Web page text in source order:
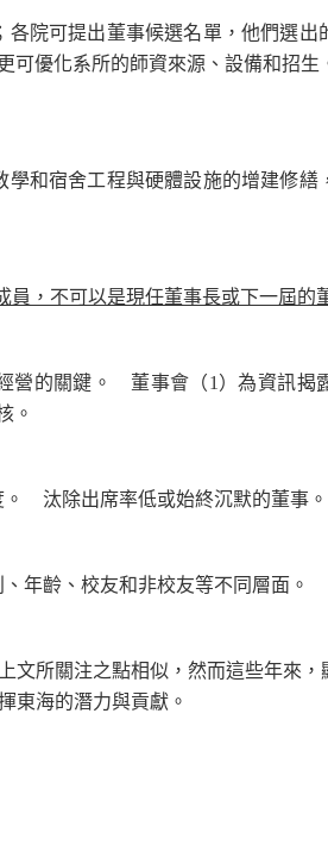
院可提出董事候選名單，他們選出
可優化系所的師資來源、設備和招
和宿舍工程與硬體設施的增建修繕
員，不可以是現任董事長或下一屆的
營的關鍵。 董事會（1）為資訊揭
。
。 汰除出席率低或始終沉默的董事
年齡、校友和非校友等不同層面。
所關注之點相似，然而這些年來，
東海的潛力與貢獻。